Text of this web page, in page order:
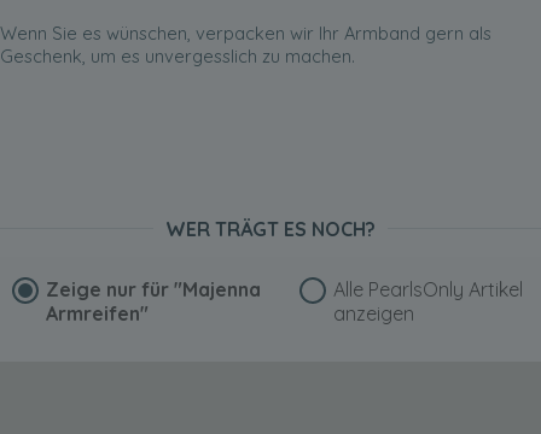
Wenn Sie es wünschen, verpacken wir Ihr Armband gern als
Geschenk, um es unvergesslich zu machen.
WER TRÄGT ES NOCH?
Zeige nur für "Majenna
Armreifen"
Alle PearlsOnly Artikel
anzeigen